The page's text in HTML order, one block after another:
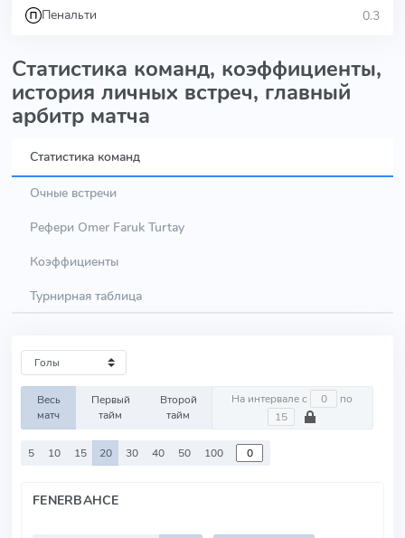
Пенальти 0.3
Статистика команд, коэффициенты,
история личных встреч, главный
арбитр матча
Статистика команд
Очные встречи
Рефери Omer Faruk Turtay
Коэффициенты
Турнирная таблица
Весь
матч
Первый
тайм
Второй
тайм
На интервале с по
5 10 15 20 30 40 50 100
FENERBAHCE